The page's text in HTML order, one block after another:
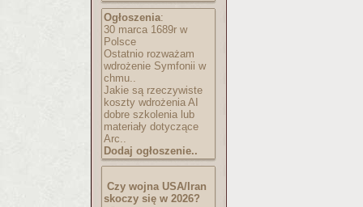
Ogłoszenia:
30 marca 1689r w
Polsce
Ostatnio rozważam
wdrożenie Symfonii w
chmu..
Jakie są rzeczywiste
koszty wdrożenia AI
dobre szkolenia lub
materiały dotyczące
Arc..
Dodaj ogłoszenie..
Czy wojna USA/Iran
skoczy się w 2026?